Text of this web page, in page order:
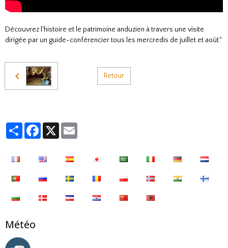
Découvrez l'histoire et le patrimoine anduzien à travers une visite
dirigée par un guide-conférencier tous les mercredis de juillet et août."
Retour
PartagerFacebook
X
Météo